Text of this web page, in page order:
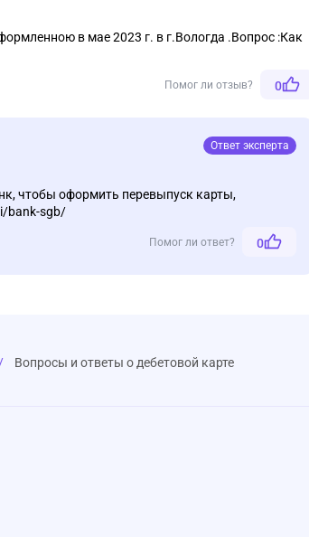
в мае 2023 г. в г.Вологда .Вопрос :Как
Помог ли отзыв? 0
Ответ эксперта
чтобы оформить перевыпуск карты,
bank-sgb/
Помог ли ответ? 0
/ Вопросы и ответы о дебетовой карте